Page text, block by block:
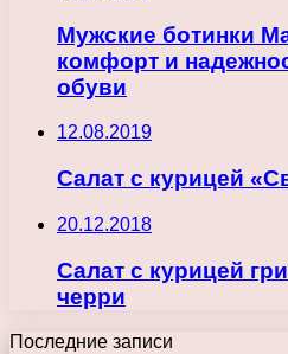
Мужские ботинки
комфорт и
обуви
12.08.2019
Салат с курицей
20.12.2018
Салат с курицей
черри
Последние записи